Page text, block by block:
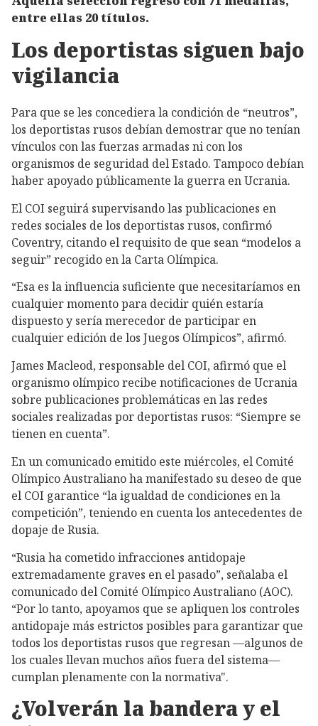
entre ellas 20 títulos.
Los deportistas siguen bajo
vigilancia
Para que se les concediera la condición de “neutros”,
los deportistas rusos debían demostrar que no tenían
vínculos con las fuerzas armadas ni con los
organismos de seguridad del Estado. Tampoco debían
haber apoyado públicamente la guerra en Ucrania.
El COI seguirá supervisando las publicaciones en
redes sociales de los deportistas rusos, confirmó
Coventry, citando el requisito de que sean “modelos a
seguir” recogido en la Carta Olímpica.
“Esa es la influencia suficiente que necesitaríamos en
cualquier momento para decidir quién estaría
dispuesto y sería merecedor de participar en
cualquier edición de los Juegos Olímpicos”, afirmó.
James Macleod, responsable del COI, afirmó que el
organismo olímpico recibe notificaciones de Ucrania
sobre publicaciones problemáticas en las redes
sociales realizadas por deportistas rusos: “Siempre se
tienen en cuenta”.
En un comunicado emitido este miércoles, el Comité
Olímpico Australiano ha manifestado su deseo de que
el COI garantice “la igualdad de condiciones en la
competición”, teniendo en cuenta los antecedentes de
dopaje de Rusia.
“Rusia ha cometido infracciones antidopaje
extremadamente graves en el pasado”, señalaba el
comunicado del Comité Olímpico Australiano (AOC).
“Por lo tanto, apoyamos que se apliquen los controles
antidopaje más estrictos posibles para garantizar que
todos los deportistas rusos que regresan —algunos de
los cuales llevan muchos años fuera del sistema—
cumplan plenamente con la normativa".
¿Volverán la bandera y el